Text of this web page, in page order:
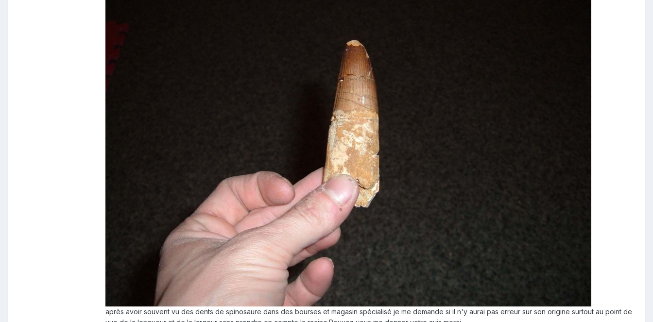
après avoir souvent vu des dents de spinosaure dans des bourses et magasin spécialisé je me demande si il n'y aurai pas erreur sur son origine surtout au point de